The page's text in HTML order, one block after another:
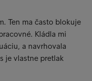
Ten ma často blokuje
Kládla mi
a navrhovala
je vlastne pretlak